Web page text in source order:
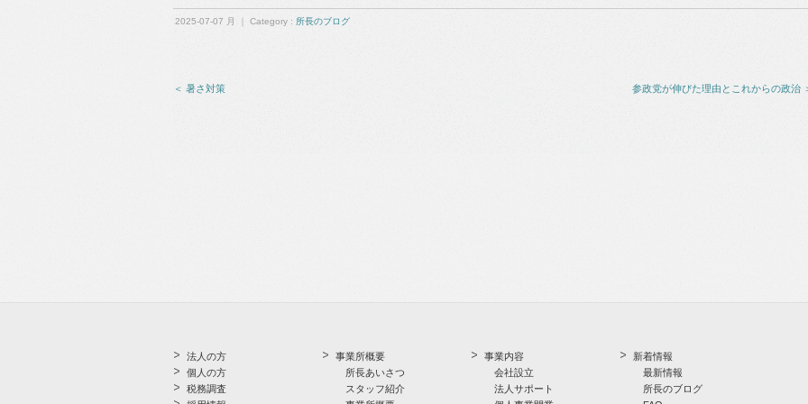
2025-07-07 月 ｜ Category : 所長のブログ
＜ 暑さ対策 参政党が伸びた理由とこれからの政治
法人の方
個人の方
税務調査
事業所概要
所長あいさつ
スタッフ紹介
事業内容
会社設立
法人サポート
新着情報
最新情報
所長のブログ